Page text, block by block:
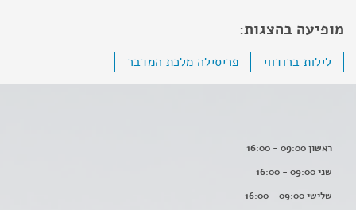
מופיעה בהצגות:
לילות ברודווי פריסילה מלכת המדבר
ראשון 09:00 - 16:00
שני 09:00 - 16:00
שלישי 09:00 - 16:00